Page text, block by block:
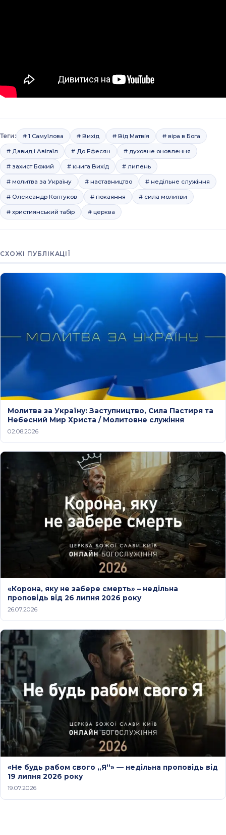
Теги: # 1 Самуїлова # Вихід # Від Матвія # віра в Бога
# Давид і Авігаїл # До Ефесян # духовне оновлення
# захист Божий # книга Вихід # липень
# молитва за Україну # наставництво # недільне служіння
# Олександр Колтуков # покаяння # сила молитви
# християнський табір # церква
СХОЖІ ПУБЛІКАЦІЇ
Молитва за Україну: Заступництво, Сила Пастиря та
Небесний Мир Христа / Молитовне служіння
02.08.2026
«Корона, яку не забере смерть» – недільна
проповідь від 26 липня 2026 року
26.07.2026
«Не будь рабом свого „Я“» — недільна проповідь від
19 липня 2026 року
19.07.2026